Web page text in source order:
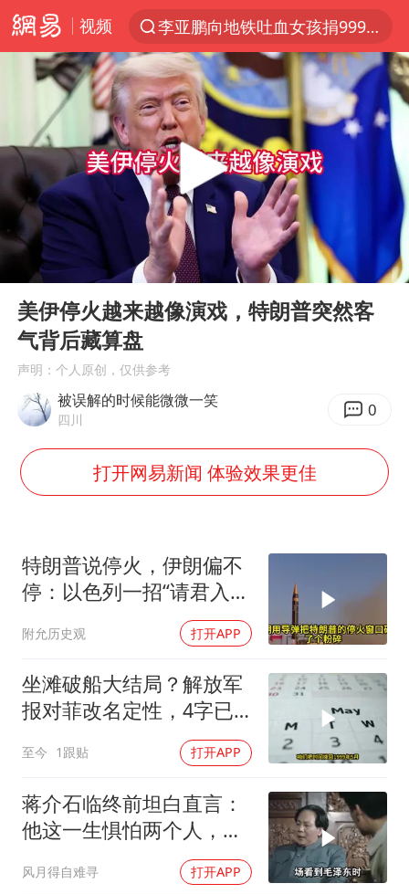
视频
李亚鹏向地铁吐血女孩捐99999元
探寻“技能+”促就业创业新路
周杰伦方辟谣“私生子”传闻
山东财大教授刘海明逝世 终年38岁
官方通报传销头目出狱办书院
台风白海豚可能在浙江登陆
因凡蒂诺首次公开道歉
《Monica》填词人黎彼得去世
“银行午休1.5小时”留个窗口行不行
41岁女子为鼓励女儿考上985研究生
汕头市政府被约谈
董路致歉：泰国10岁黑人父母是伪造的
13岁少年白天写作业晚上夜市炒粉
Play
00:00 06:44
美伊停火越来越像演戏，特朗普突然客
气背后藏算盘
声明：个人原创，仅供参考
被误解的时候能微微一笑
四川 0
打开网易新闻 体验效果更佳
特朗普说停火，伊朗偏不
停：以色列一招“请君入
瓮”，把美国死死焊在中东
附允历史观 打开APP
坐滩破船大结局？解放军
报对菲改名定性，4字已
至今 1跟贴 打开APP
蒋介石临终前坦白直言：
他这一生惧怕两个人，却
风月得自难寻 打开APP